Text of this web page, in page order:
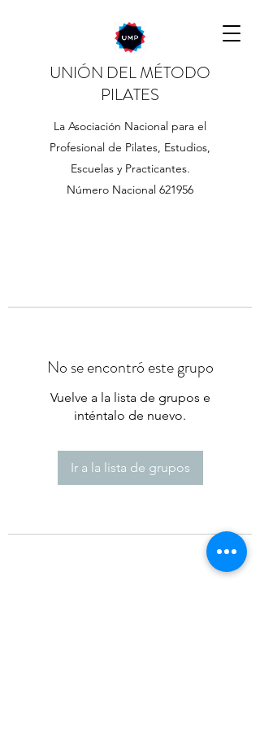
UNIÓN DEL MÉTODO
PILATES
La Asociación Nacional para el
Profesional de Pilates, Estudios,
Escuelas y Practicantes.
Número Nacional 621956
No se encontró este grupo
Vuelve a la lista de grupos e
inténtalo de nuevo.
Ir a la lista de grupos